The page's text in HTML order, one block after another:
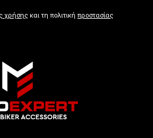
χρήσης και τη πολιτική προστασίας